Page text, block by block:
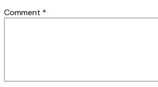
Comment *